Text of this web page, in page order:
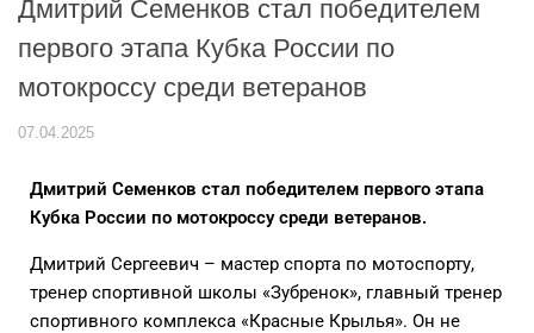
Дмитрий Семенков стал победителем
первого этапа Кубка России по
мотокроссу среди ветеранов
07.04.2025
Дмитрий Семенков стал победителем первого этапа
Кубка России по мотокроссу среди ветеранов.
Дмитрий Сергеевич – мастер спорта по мотоспорту,
тренер спортивной школы «Зубренок», главный тренер
спортивного комплекса «Красные Крылья». Он не